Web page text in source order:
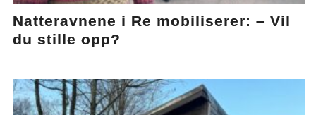
Natteravnene i Re mobiliserer: – Vil
du stille opp?